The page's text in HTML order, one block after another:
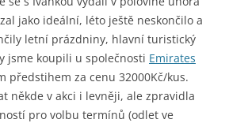
jako ideální, léto ještě neskončilo a
letní prázdniny, hlavní turistický
jsme koupili u společnosti Emirates
předstihem za cenu 32000Kč/kus.
někde v akci i levněji, ale zpravidla
pro volbu termínů (odlet ve